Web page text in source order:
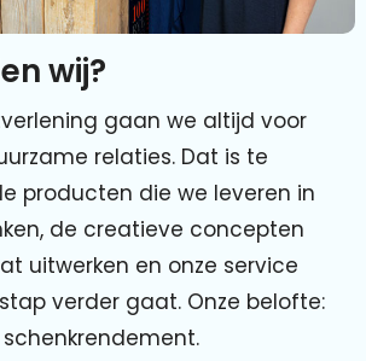
wij?
gaan we altijd voor
relaties. Dat is te
producten die we leveren in
de creatieve concepten
uitwerken en onze service
verder gaat. Onze belofte: